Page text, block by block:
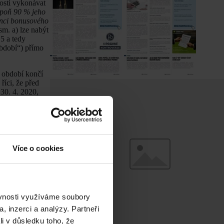
Více o cookies
využíváme soubory
inzerci a analýzy. Partneři
v důsledku toho, že
vykonávat
90 % jeho
bonusového
a) lze nabýt
a tedy
přímo
období končí
říci, že před
4. 2020,
Je-li
a skutečně
uvádí
je snížení